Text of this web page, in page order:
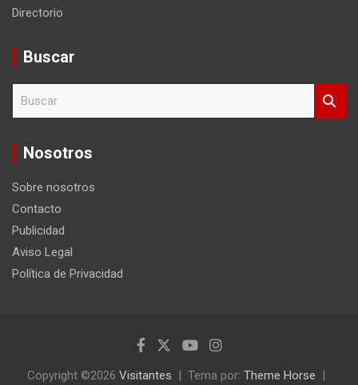
Directorio
Buscar
c
Nosotros
Sobre nosotros
Contacto
Publicidad
Aviso Legal
Política de Privacidad
Copyright ©2026 Visitantes Tema por: Theme Horse